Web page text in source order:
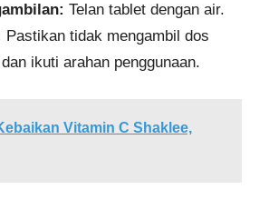
Telan tablet dengan air.
Pastikan tidak mengambil dos
ikuti arahan penggunaan.
Vitamin C Shaklee,